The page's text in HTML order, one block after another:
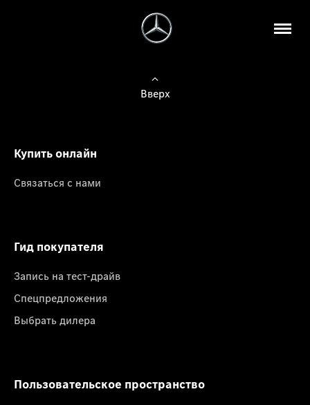
Вверх
Купить онлайн
Связаться с нами
Гид покупателя
Запись на тест-драйв
Спецпредложения
Выбрать дилера
Пользовательское пространство